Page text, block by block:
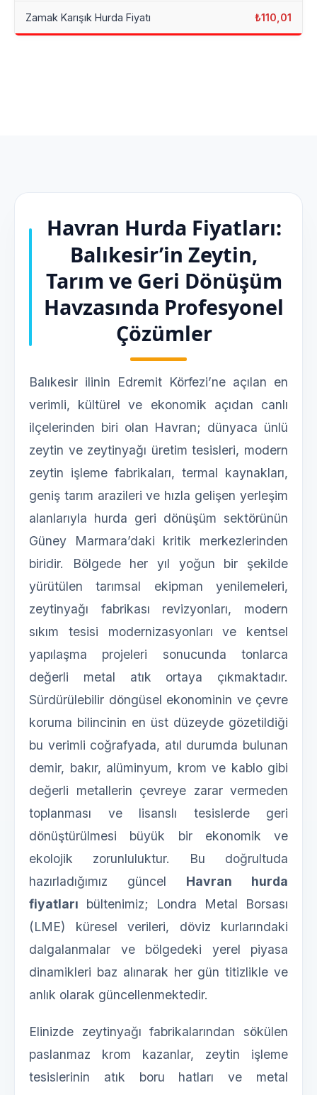
Zamak Karışık Hurda Fiyatı ₺110,01
Havran Hurda Fiyatları:
Balıkesir’in Zeytin,
Tarım ve Geri Dönüşüm
Havzasında Profesyonel
Çözümler
Balıkesir ilinin Edremit Körfezi’ne açılan en
verimli, kültürel ve ekonomik açıdan canlı
ilçelerinden biri olan Havran; dünyaca ünlü
zeytin ve zeytinyağı üretim tesisleri, modern
zeytin işleme fabrikaları, termal kaynakları,
geniş tarım arazileri ve hızla gelişen yerleşim
alanlarıyla hurda geri dönüşüm sektörünün
Güney Marmara’daki kritik merkezlerinden
biridir. Bölgede her yıl yoğun bir şekilde
yürütülen tarımsal ekipman yenilemeleri,
zeytinyağı fabrikası revizyonları, modern
sıkım tesisi modernizasyonları ve kentsel
yapılaşma projeleri sonucunda tonlarca
değerli metal atık ortaya çıkmaktadır.
Sürdürülebilir döngüsel ekonominin ve çevre
koruma bilincinin en üst düzeyde gözetildiği
bu verimli coğrafyada, atıl durumda bulunan
demir, bakır, alüminyum, krom ve kablo gibi
değerli metallerin çevreye zarar vermeden
toplanması ve lisanslı tesislerde geri
dönüştürülmesi büyük bir ekonomik ve
ekolojik zorunluluktur. Bu doğrultuda
hazırladığımız güncel Havran hurda
fiyatları bültenimiz; Londra Metal Borsası
(LME) küresel verileri, döviz kurlarındaki
dalgalanmalar ve bölgedeki yerel piyasa
dinamikleri baz alınarak her gün titizlikle ve
anlık olarak güncellenmektedir.
Elinizde zeytinyağı fabrikalarından sökülen
paslanmaz krom kazanlar, zeytin işleme
tesislerinin atık boru hatları ve metal